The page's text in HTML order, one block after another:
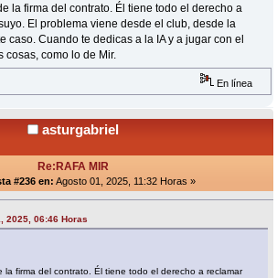
la firma del contrato. Él tiene todo el derecho a
El problema viene desde el club, desde la
caso. Cuando te dedicas a la IA y a jugar con el
cosas, como lo de Mir.
En línea
asturgabriel
Re:RAFA MIR
#236 en: Agosto 01, 2025, 11:32 Horas »
2025, 06:46 Horas
la firma del contrato. Él tiene todo el derecho a reclamar